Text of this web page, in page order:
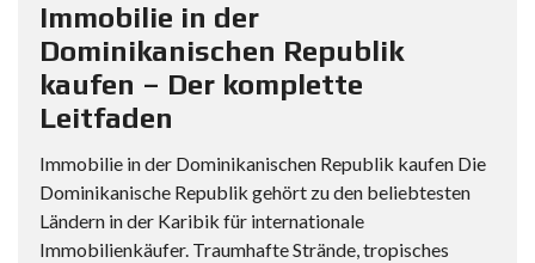
Immobilie in der
Dominikanischen Republik
kaufen – Der komplette
Leitfaden
Immobilie in der Dominikanischen Republik kaufen Die
Dominikanische Republik gehört zu den beliebtesten
Ländern in der Karibik für internationale
Immobilienkäufer. Traumhafte Strände, tropisches